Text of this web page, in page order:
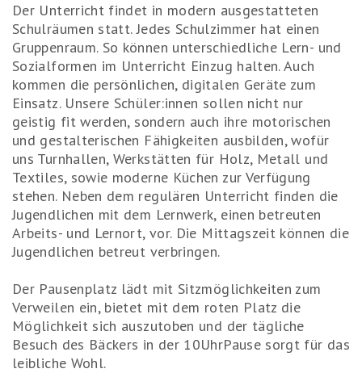
Der Unterricht findet in modern ausgestatteten
Schulräumen statt. Jedes Schulzimmer hat einen
Gruppenraum. So können unterschiedliche Lern- und
Sozialformen im Unterricht Einzug halten. Auch
kommen die persönlichen, digitalen Geräte zum
Einsatz. Unsere Schüler:innen sollen nicht nur
geistig fit werden, sondern auch ihre motorischen
und gestalterischen Fähigkeiten ausbilden, wofür
uns Turnhallen, Werkstätten für Holz, Metall und
Textiles, sowie moderne Küchen zur Verfügung
stehen. Neben dem regulären Unterricht finden die
Jugendlichen mit dem Lernwerk, einen betreuten
Arbeits- und Lernort, vor. Die Mittagszeit können die
Jugendlichen betreut verbringen.
Der Pausenplatz lädt mit Sitzmöglichkeiten zum
Verweilen ein, bietet mit dem roten Platz die
Möglichkeit sich auszutoben und der tägliche
Besuch des Bäckers in der 10UhrPause sorgt für das
leibliche Wohl.